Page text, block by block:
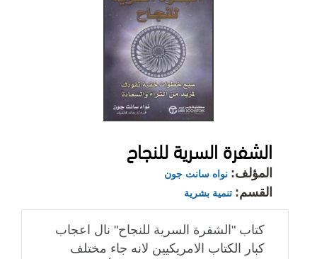
الشفرة السرية للنجاح
المؤلف: نواه سانت جون
القسم: تنمية بشرية
كتاب "الشفرة السرية للنجاح" نال اعجاب
كبار الكتاب الامريكيين لانه جاء مختلف